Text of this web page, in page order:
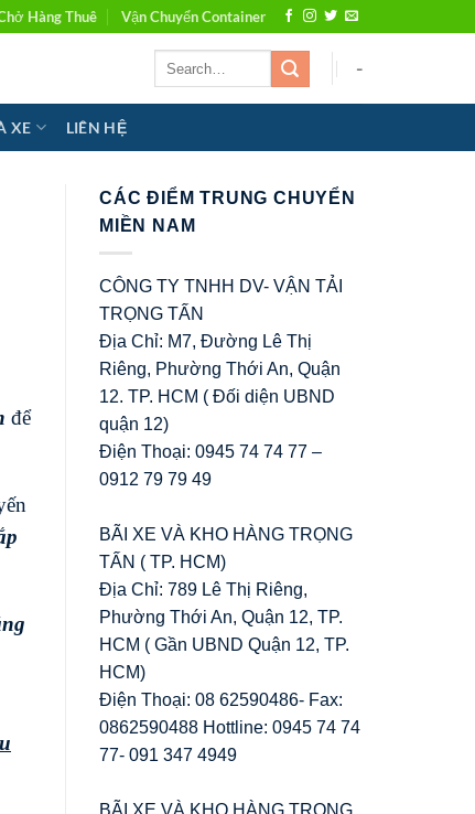
Hàng Thuê Vận Chuyển Container
-
XE LIÊN HỆ
để
CÁC ĐIỂM TRUNG CHUYỂN
MIỀN NAM
CÔNG TY TNHH DV- VẬN TẢI
TRỌNG TẤN
Địa Chỉ: M7, Đường Lê Thị
Riêng, Phường Thới An, Quận
12. TP. HCM ( Đối diện UBND
quận 12)
Điện Thoại: 0945 74 74 77 –
0912 79 79 49
BÃI XE VÀ KHO HÀNG TRỌNG
TẤN ( TP. HCM)
Địa Chỉ: 789 Lê Thị Riêng,
Phường Thới An, Quận 12, TP.
HCM ( Gần UBND Quận 12, TP.
HCM)
Điện Thoại: 08 62590486- Fax:
0862590488 Hottline: 0945 74 74
77- 091 347 4949
BÃI XE VÀ KHO HÀNG TRỌNG